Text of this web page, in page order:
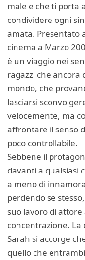
male e che ti porta
condividere ogni
amata. Presentato
cinema a Marzo
è un viaggio nei
ragazzi che ancora
mondo, che
lasciarsi
velocemente, ma
affrontare il senso
poco controllabile.
Sebbene il
davanti a qualsiasi
a meno di
perdendo se
suo lavoro di
concentrazione.
Sarah si accorge
quello che